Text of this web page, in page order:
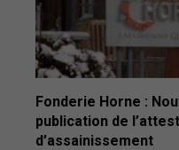
Fonderie Horne :
publication de
d’assainissement